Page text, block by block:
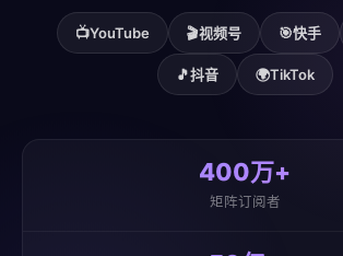
📺YouTube 🎬视频号 🎯快手
🎵抖音 🌍TikTok
400万+
矩阵订阅者